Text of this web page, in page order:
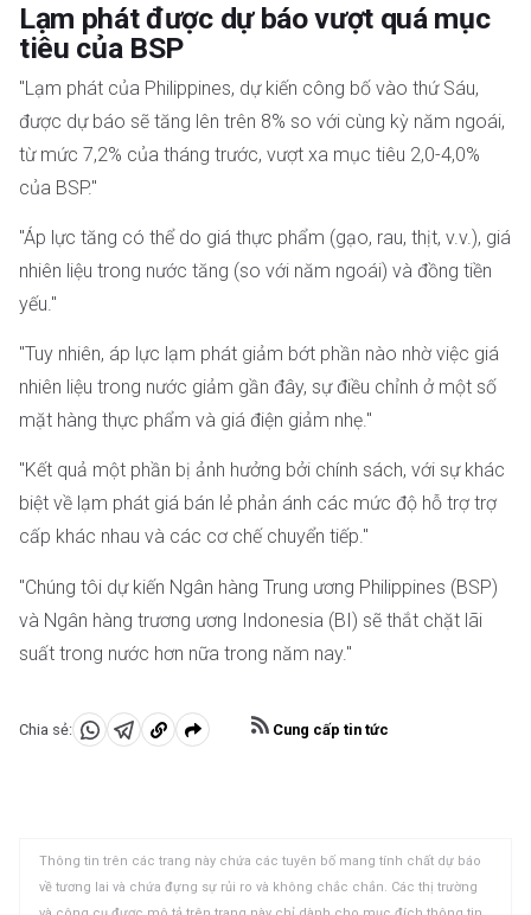
Lạm phát được dự báo vượt quá mục
tiêu của BSP
"Lạm phát của Philippines, dự kiến ​​công bố vào thứ Sáu,
được dự báo sẽ tăng lên trên 8% so với cùng kỳ năm ngoái,
từ mức 7,2% của tháng trước, vượt xa mục tiêu 2,0-4,0%
của BSP."
"Áp lực tăng có thể do giá thực phẩm (gạo, rau, thịt, v.v.), giá
nhiên liệu trong nước tăng (so với năm ngoái) và đồng tiền
yếu."
"Tuy nhiên, áp lực lạm phát giảm bớt phần nào nhờ việc giá
nhiên liệu trong nước giảm gần đây, sự điều chỉnh ở một số
mặt hàng thực phẩm và giá điện giảm nhẹ."
"Kết quả một phần bị ảnh hưởng bởi chính sách, với sự khác
biệt về lạm phát giá bán lẻ phản ánh các mức độ hỗ trợ trợ
cấp khác nhau và các cơ chế chuyển tiếp."
"Chúng tôi dự kiến ​​Ngân hàng Trung ương Philippines (BSP)
và Ngân hàng trương ương Indonesia (BI) sẽ thắt chặt lãi
suất trong nước hơn nữa trong năm nay."
Chia sẻ:
Chia Chia Sao
tạm
Cung cấp tin tức
Thông tin trên các trang này chứa các tuyên bố mang tính chất dự báo
về tương lai và chứa đựng sự rủi ro và không chắc chắn. Các thị trường